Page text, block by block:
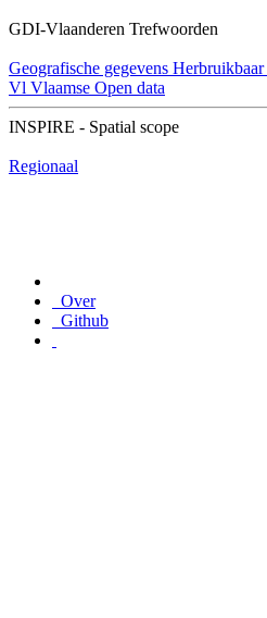
GDI-Vlaanderen Trefwoorden
Geografische gegevens Herbruikbaar
Vl Vlaamse Open data
INSPIRE - Spatial scope
Regionaal
Over
Github